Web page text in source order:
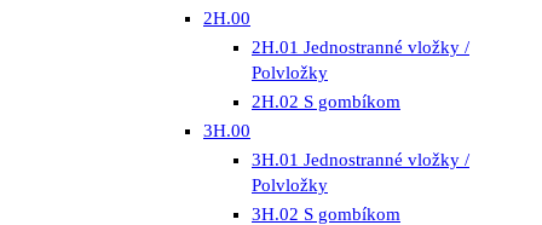
2H.00
2H.01 Jednostranné vložky /
Polvložky
2H.02 S gombíkom
3H.00
3H.01 Jednostranné vložky /
Polvložky
3H.02 S gombíkom